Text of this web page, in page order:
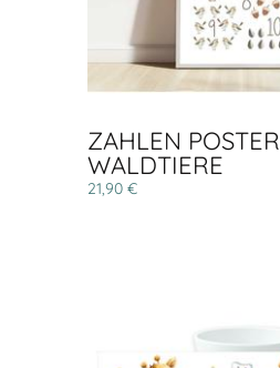
ZAHLEN POSTER
WALDTIERE
21,90 €